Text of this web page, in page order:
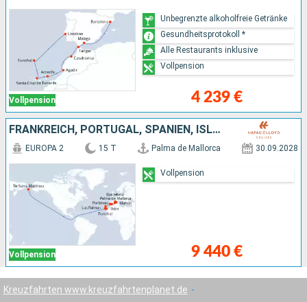
Vollpension 4 239 €
Unbegrenzte alkoholfreie Getränke
Gesundheitsprotokoll *
Alle Restaurants inklusive
Vollpension
FRANKREICH, PORTUGAL, SPANIEN, ISLAND
Vollpension
EUROPA 2 15 T Palma de Mallorca 30.09.2028
9 440 €
Vollpension
Kreuzfahrten www.kreuzfahrtenplanet.de